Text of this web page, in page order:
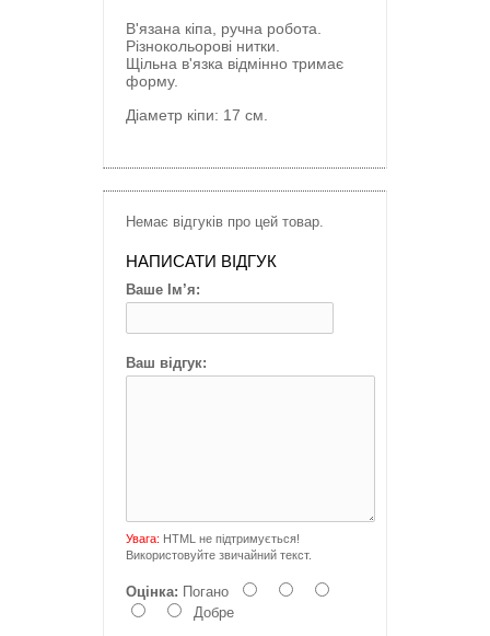
В'язана кіпа, ручна робота.
Різнокольорові нитки.
Щільна в'язка відмінно тримає
форму.
Діаметр кіпи: 17 см.
Немає відгуків про цей товар.
НАПИСАТИ ВІДГУК
Ваше Ім’я:
Ваш відгук:
Увага: HTML не підтримується!
Використовуйте звичайний текст.
Оцінка: Погано
Добре